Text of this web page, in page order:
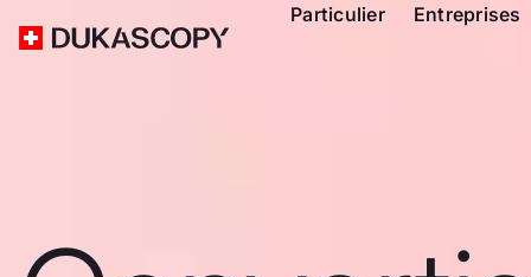
Particulier Entreprises